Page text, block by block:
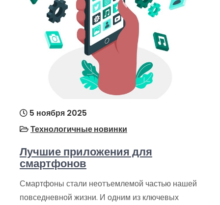
5 ноября 2025
Технологичные новинки
Лучшие приложения для
смартфонов
Смартфоны стали неотъемлемой частью нашей
повседневной жизни. И одним из ключевых